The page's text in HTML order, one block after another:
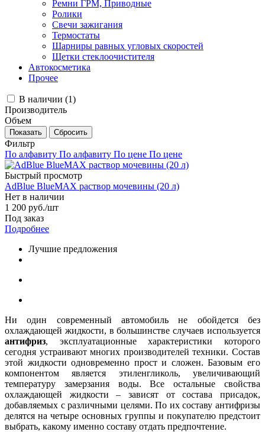
Ремни ГРМ, Приводные
Ролики
Свечи зажигания
Термостаты
Шарниры равных угловых скоростей
Щетки стеклоочистителя
Автокосметика
Прочее
В наличии (1)
Производитель
Объем
Фильтр
По алфавиту По алфавиту По цене По цене
Быстрый просмотр
AdBlue BlueMAX раствор мочевины (20 л)
Нет в наличии
1 200 руб./шт
Под заказ
Подробнее
Лучшие предложения
Ни один современный автомобиль не обойдется без
охлаждающей жидкости, в большинстве случаев используется
антифриз, эксплуатационные характеристики которого
сегодня устраивают многих производителей техники. Состав
этой жидкости одновременно прост и сложен. Базовым его
компонентом является этиленгликоль, увеличивающий
температуру замерзания воды. Все остальные свойства
охлаждающей жидкости – зависят от состава присадок,
добавляемых с различными целями. По их составу антифризы
делятся на четыре основных группы и покупателю предстоит
выбрать, какому именно составу отдать предпочтение.